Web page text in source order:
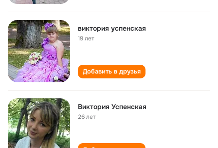
виктория успенская
19 лет
Добавить в друзья
Виктория Успенская
26 лет